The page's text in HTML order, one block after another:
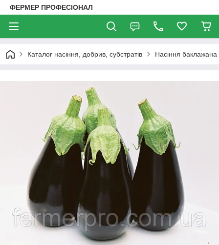
ФЕРМЕР ПРОФЕСІОНАЛ
Каталог насіння, добрив, субстратів Насіння баклажана